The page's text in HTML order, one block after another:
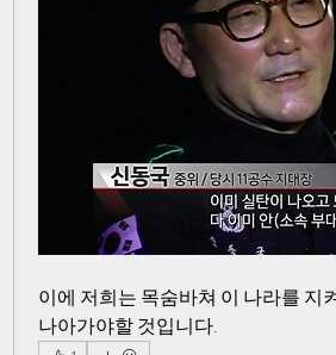
이에 저희는 목숨바쳐 이 나라를 지
나아가야할 것입니다.